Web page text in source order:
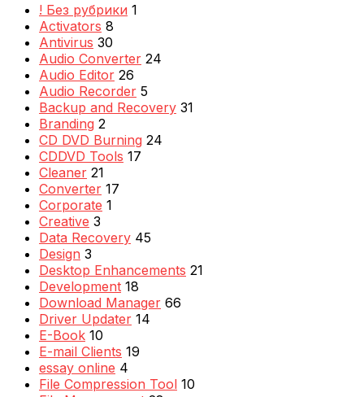
! Без рубрики 1
Activators 8
Antivirus 30
Audio Converter 24
Audio Editor 26
Audio Recorder 5
Backup and Recovery 31
Branding 2
CD DVD Burning 24
CDDVD Tools 17
Cleaner 21
Converter 17
Corporate 1
Creative 3
Data Recovery 45
Design 3
Desktop Enhancements 21
Development 18
Download Manager 66
Driver Updater 14
E-Book 10
E-mail Clients 19
essay online 4
File Compression Tool 10